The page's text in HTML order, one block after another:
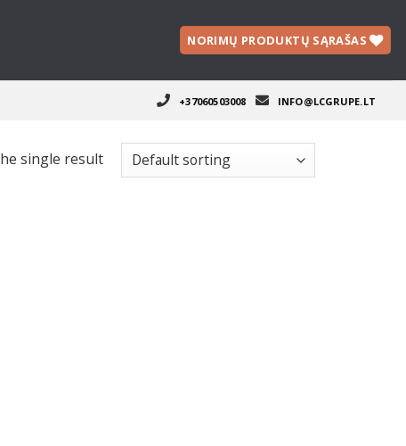
NORIMŲ PRODUKTŲ SĄRAŠAS
+37060503008 INFO@LCGRUPE.LT
single result